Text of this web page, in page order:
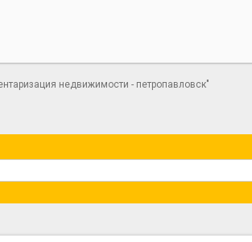
недвижимости - петропавловск"